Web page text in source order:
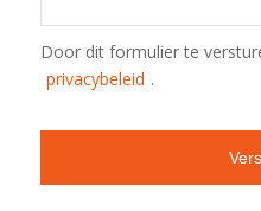
Door dit formulier te
privacybeleid .